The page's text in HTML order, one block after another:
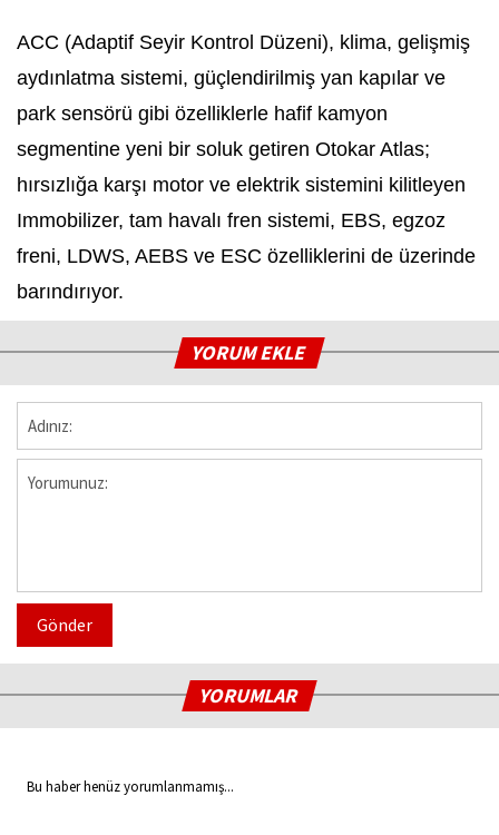
ACC (Adaptif Seyir Kontrol Düzeni), klima, gelişmiş
aydınlatma sistemi, güçlendirilmiş yan kapılar ve
park sensörü gibi özelliklerle hafif kamyon
segmentine yeni bir soluk getiren Otokar Atlas;
hırsızlığa karşı motor ve elektrik sistemini kilitleyen
Immobilizer, tam havalı fren sistemi, EBS, egzoz
freni, LDWS, AEBS ve ESC özelliklerini de üzerinde
barındırıyor.
YORUM EKLE
Gönder
YORUMLAR
Bu haber henüz yorumlanmamış...